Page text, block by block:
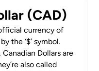
(CAD)
currency of
the ‘$’ symbol.
Dollars are
also called